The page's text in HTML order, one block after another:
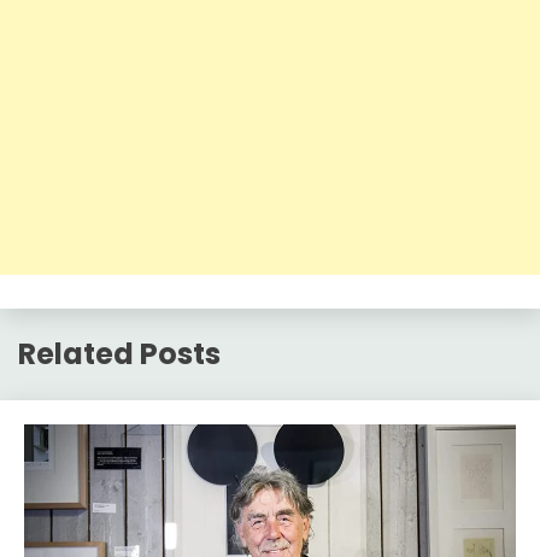
Related Posts